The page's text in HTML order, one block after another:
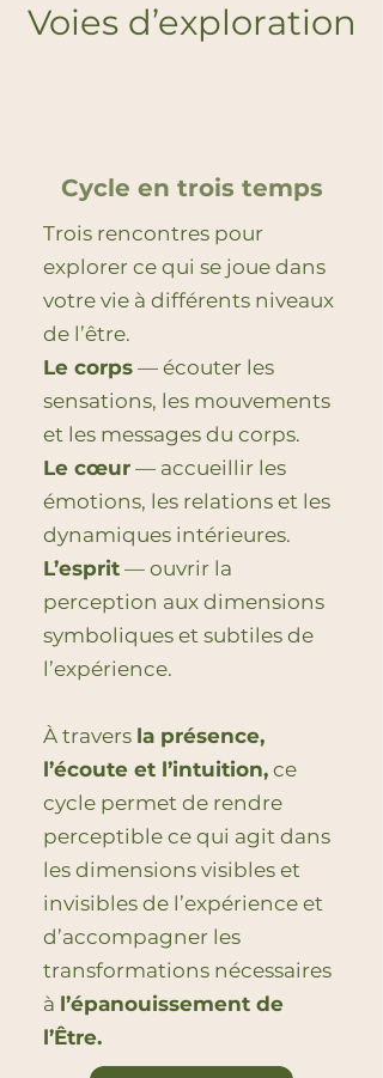
Voies d’exploration
Cycle en trois temps
Trois rencontres pour
explorer ce qui se joue dans
votre vie à différents niveaux
de l’être.
Le corps — écouter les
sensations, les mouvements
et les messages du corps.
Le cœur — accueillir les
émotions, les relations et les
dynamiques intérieures.
L’esprit — ouvrir la
perception aux dimensions
symboliques et subtiles de
l’expérience.
À travers la présence,
l’écoute et l’intuition, ce
cycle permet de rendre
perceptible ce qui agit dans
les dimensions visibles et
invisibles de l’expérience et
d’accompagner les
transformations nécessaires
à l’épanouissement de
l’Être.